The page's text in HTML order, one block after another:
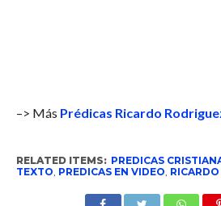
–> Más Prédicas Ricardo
RELATED ITEMS: PREDICAS
TEXTO, PREDICAS EN VIDEO,